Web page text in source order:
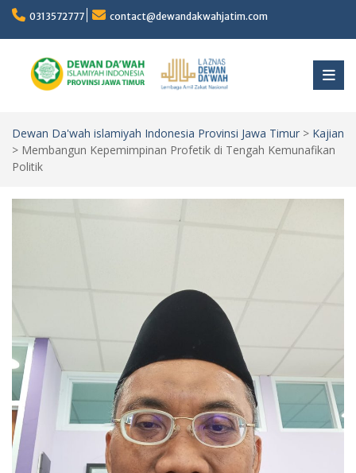
Skip
content
0313572777 contact@dewandakwahjatim.com
Dewan Da'wah islamiyah Indonesia Provinsi Jawa Timur > Kajian
> Membangun Kepemimpinan Profetik di Tengah Kemunafikan
Politik